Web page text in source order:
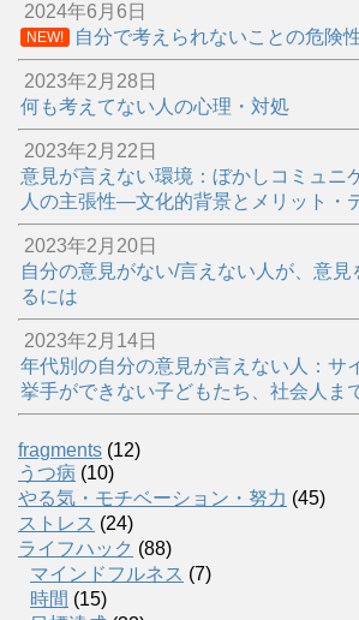
2024年6月6日
NEW! 自分で考えられないことの危険
2023年2月28日
何も考えてない人の心理・対処
2023年2月22日
意見が言えない環境：ぼかしコミュニ
人の主張性―文化的背景とメリット・
2023年2月20日
自分の意見がない/言えない人が、意見
るには
2023年2月14日
年代別の自分の意見が言えない人：サ
挙手ができない子どもたち、社会人ま
fragments (12)
うつ病 (10)
やる気・モチベーション・努力 (45)
ストレス (24)
ライフハック (88)
マインドフルネス (7)
時間 (15)